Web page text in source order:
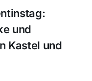
und
Kastel und